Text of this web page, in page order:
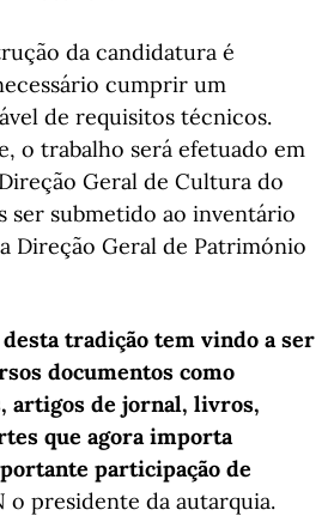
da candidatura é
cumprir um
de requisitos técnicos.
o trabalho será efetuado em
Geral de Cultura do
ser submetido ao inventário
Direção Geral de Património
tradição tem vindo a ser
documentos como
artigos de jornal, livros,
que agora importa
participação de
o presidente da autarquia.